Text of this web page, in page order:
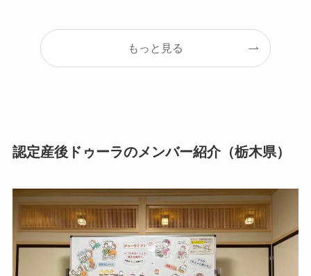
もっと見る
認定産後ドゥーラのメンバー紹介（栃木県）